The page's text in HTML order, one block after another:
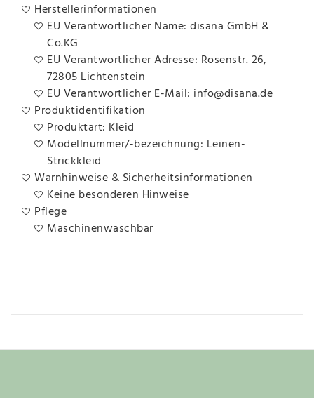
Herstellerinformationen
EU Verantwortlicher Name: disana GmbH &
Co.KG
EU Verantwortlicher Adresse: Rosenstr. 26,
72805 Lichtenstein
EU Verantwortlicher E-Mail: info@disana.de
Produktidentifikation
Produktart: Kleid
Modellnummer/-bezeichnung: Leinen-
Strickkleid
Warnhinweise & Sicherheitsinformationen
Keine besonderen Hinweise
Pflege
Maschinenwaschbar